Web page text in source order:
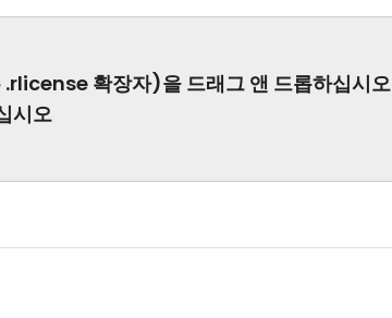
확장자)을 드래그 앤 드롭하십시오
시오